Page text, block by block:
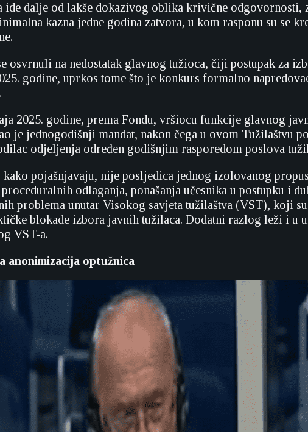
ide dalje od lakše dokazivog oblika krivične odgovornosti,
kazna jedne godina zatvora, u kom rasponu su se
osvrnuli na nedostatak glavnog tužioca, čiji postupak za
godine, uprkos tome što je konkurs formalno
2025. godine, prema Fondu, vršiocu funkcije glavnog
je jednogodišnji mandat, nakon čega u ovom Tužilaštvu
odjeljenja određen godišnjim rasporedom poslova
kako pojašnjavaju, nije posljedica jednog izolovanog
odlaganja, ponašanja učesnika u postupku i
problema unutar Visokog savjeta tužilaštva (VST), koji
blokade izbora javnih tužilaca. Dodatni razlog leži i u
VST-a.
anonimizacija optužnica